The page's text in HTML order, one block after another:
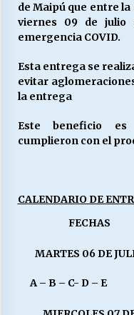
de Maipú que entre
viernes 09 de julio
emergencia COVID.
Esta entrega se
evitar
la entrega
Este beneficio
cumplieron con el
CALENDARIO DE
FECHAS
MARTES 06 DE
A – B – C- D – E